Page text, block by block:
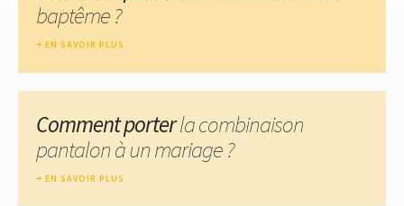
baptême ?
EN SAVOIR PLUS
Comment porterla combinaison
pantalon à un mariage ?
EN SAVOIR PLUS